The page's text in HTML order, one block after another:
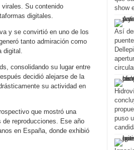
Su contenido
digitales.
y se convirtió en uno de los
tanto admiración como
digital.
consolidando su lugar entre
decidió alejarse de la
su actividad en
que mostró una
reproducciones. Ese año
en España, donde exhibió
show
Así
puso